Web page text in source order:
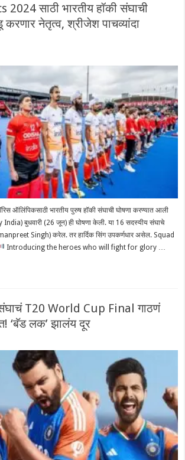
साठी भारतीय हॉकी संघाची
करणार नेतृत्व, श्रीजेश पाचव्यांदा
ऑलिंपिकसाठी भारतीय पुरुष हॉकी संघाची घोषणा करण्यात आली
बुधवारी (26 जून) ही घोषणा केली. या 16 सदस्यीय संघाचे
Singh) करेल. तर हार्दिक सिंग उपकर्णधार असेल. Squad
Introducing the heroes who will fight for glory …
संघाचं T20 World Cup Final गाठणं
‘बॅड लक’ झालंय दूर